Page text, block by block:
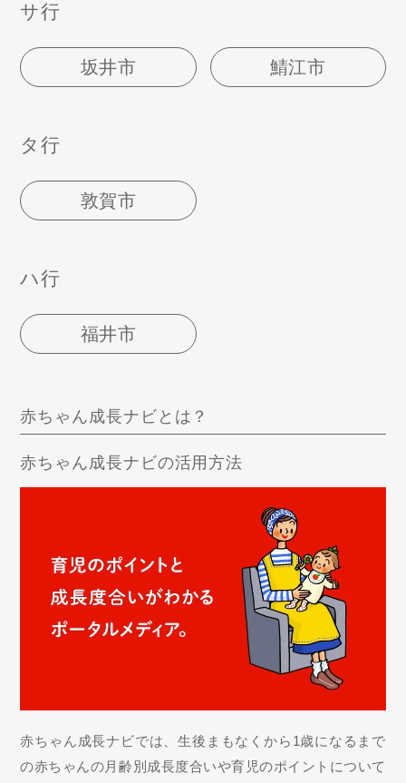
サ行
坂井市 鯖江市
タ行
敦賀市
ハ行
福井市
赤ちゃん成長ナビとは？
赤ちゃん成長ナビの活用方法
赤ちゃん成長ナビでは、生後まもなくから1歳になるまで
の赤ちゃんの月齢別成長度合いや育児のポイントについて